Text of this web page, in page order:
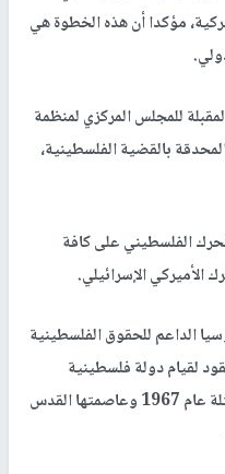
مؤكدا أن هذه الخطوة هي
للمجلس المركزي لمنظمة
بالقضية الفلسطينية،
الفلسطيني على كافة
الأميركي الإسرائيلي.
الداعم للحقوق الفلسطينية
لقيام دولة فلسطينية
مستقلة على الأراضي الفلسطينية المحتلة عام 1967 وعاصمتها القدس